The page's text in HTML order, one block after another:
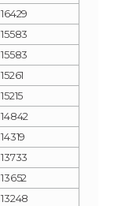
16429
15583
15583
15261
15215
14842
14319
13733
13652
13248